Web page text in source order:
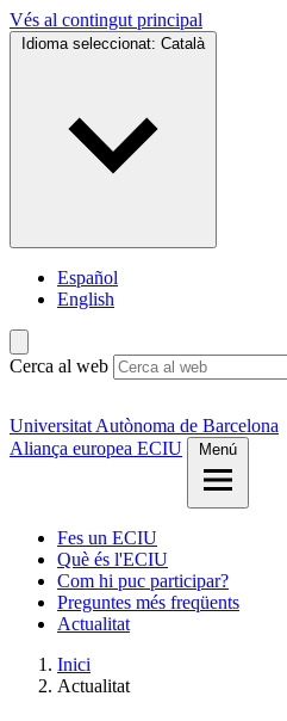
Vés al contingut principal
Idioma seleccionat: Català
Español
English
Cerca al web
Universitat Autònoma de Barcelona
Aliança europea ECIU
Menú
Fes un ECIU
Què és l'ECIU
Com hi puc participar?
Preguntes més freqüents
Actualitat
Inici
Actualitat